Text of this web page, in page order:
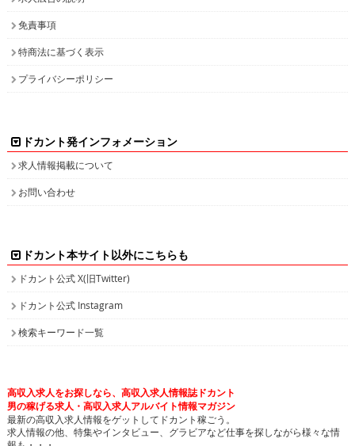
免責事項
特商法に基づく表示
プライバシーポリシー
ドカント発インフォメーション
求人情報掲載について
お問い合わせ
ドカント本サイト以外にこちらも
ドカント公式 X(旧Twitter)
ドカント公式 Instagram
検索キーワード一覧
高収入求人をお探しなら、高収入求人情報誌ドカント
男の稼げる求人・高収入求人アルバイト情報マガジン
最新の高収入求人情報をゲットしてドカント稼ごう。
求人情報の他、特集やインタビュー、グラビアなど仕事を探しながら様々な情